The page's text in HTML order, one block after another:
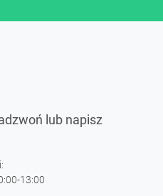
lub napisz
13:00